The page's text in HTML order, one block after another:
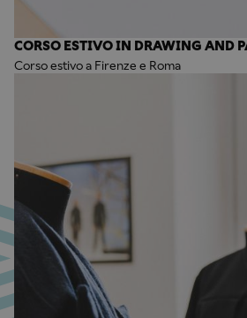
CORSO ESTIVO IN DRAWING AND
Corso estivo a Firenze e Roma